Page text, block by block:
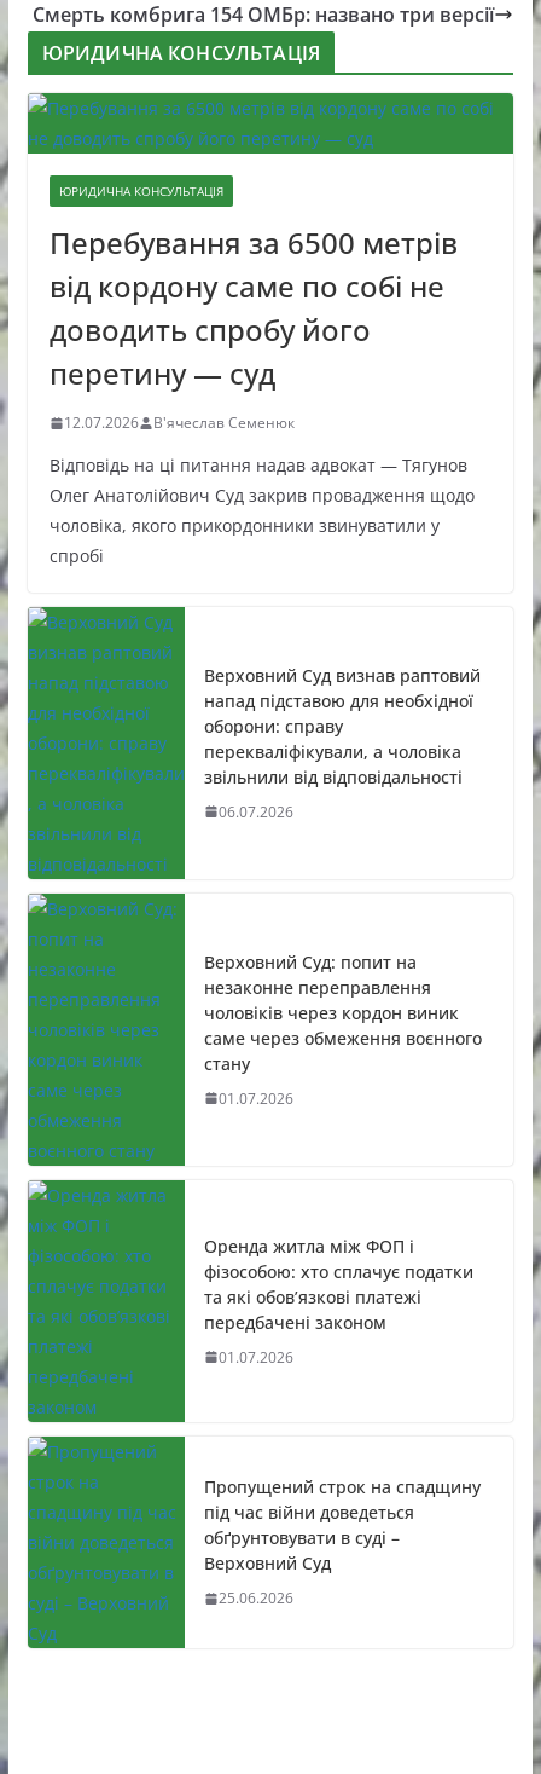
Смерть комбрига 154 ОМБр: названо три версії
ЮРИДИЧНА КОНСУЛЬТАЦІЯ
ЮРИДИЧНА КОНСУЛЬТАЦІЯ
Перебування за 6500 метрів
від кордону саме по собі не
доводить спробу його
перетину — суд
12.07.2026 В'ячеслав Семенюк
Відповідь на ці питання надав адвокат — Тягунов
Олег Анатолійович Суд закрив провадження щодо
чоловіка, якого прикордонники звинуватили у
спробі
Верховний Суд визнав раптовий
напад підставою для необхідної
оборони: справу
перекваліфікували, а чоловіка
звільнили від відповідальності
06.07.2026
Верховний Суд: попит на
незаконне переправлення
чоловіків через кордон виник
саме через обмеження воєнного
стану
01.07.2026
Оренда житла між ФОП і
фізособою: хто сплачує податки
та які обов’язкові платежі
передбачені законом
01.07.2026
Пропущений строк на спадщину
під час війни доведеться
обґрунтовувати в суді –
Верховний Суд
25.06.2026